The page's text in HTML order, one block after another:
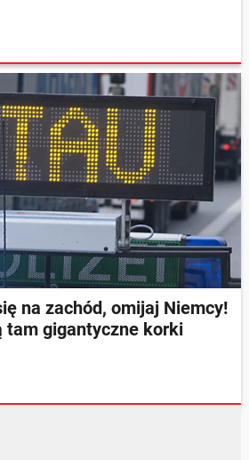
na zachód, omijaj Niemcy!
tam gigantyczne korki